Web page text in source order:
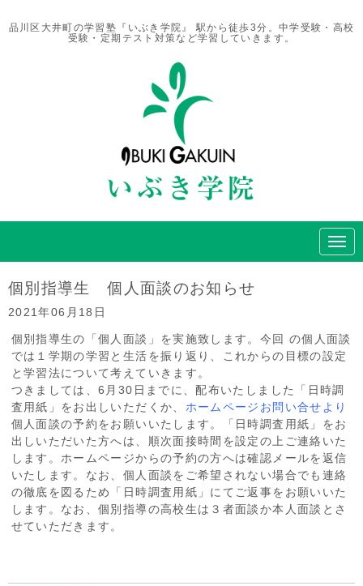
品川区大井町の学習塾『いぶき学院』 駅から徒歩3分。中学受験・高校
受験・定期テスト対策など学習していきます。
N
a
i
o
n
個別指導生 個人面談のお知らせ
2021年06月18日
個別指導生の「個人面談」を実施致します。今回 の個人面談
では１学期の学習と生活を振り返り、これからの目標の設定
と学習法について考えていきます。
つきましては、6月30日までに、配布いたしました「日時調
査用紙」をお出しいただくか、 ホームページお問い合せより
個人面談の予約をお願いいたします。「日時調査用紙」をお
出しいただいた方へは、順次面接時間を設定の上ご連絡いた
します。ホームページからの予約の方へは確認メールを返信
いたします。なお、個人面談をご希望されない場合でも連絡
の徹底を図るため「日時調査用紙」にてご返事をお願いいた
します。なお、個別指導の高校生は３者面談か本人面談とさ
せていただきます。